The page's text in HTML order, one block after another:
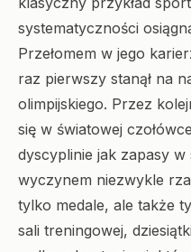
systematyczności
Przełomem w jego
raz pierwszy stanął na
olimpijskiego. Przez
się w światowej
dyscyplinie jak zapasy
wyczynem niezwykle
tylko medale, ale także
sali treningowej,